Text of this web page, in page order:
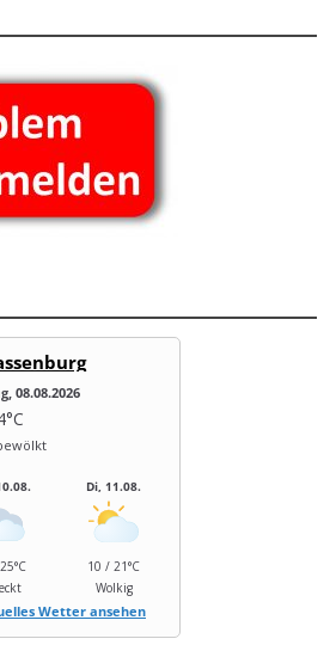
08.08.2026
Di, 11.08.
10 / 21°C
Wolkig
Wetter ansehen